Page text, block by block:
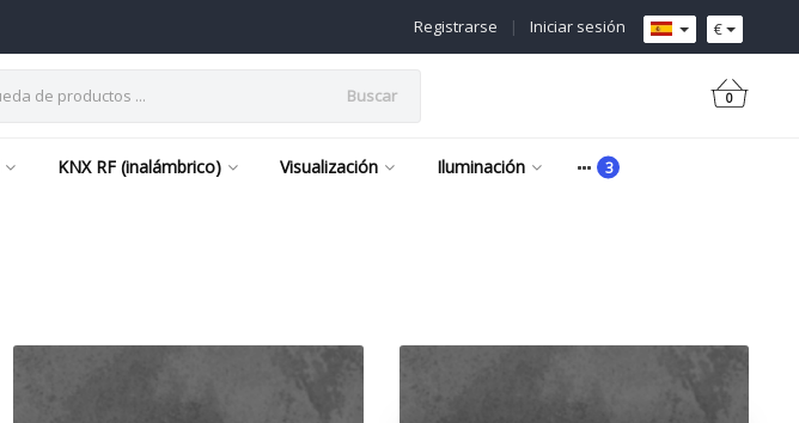
€
Iniciar sesión
|
Registrarse
Buscar 0
KNX RF (inalámbrico) Visualización Iluminación